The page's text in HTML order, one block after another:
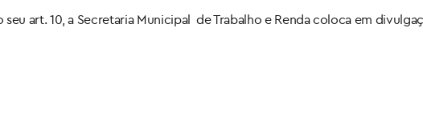
art. 10, a Secretaria Municipal de Trabalho e Renda coloca em